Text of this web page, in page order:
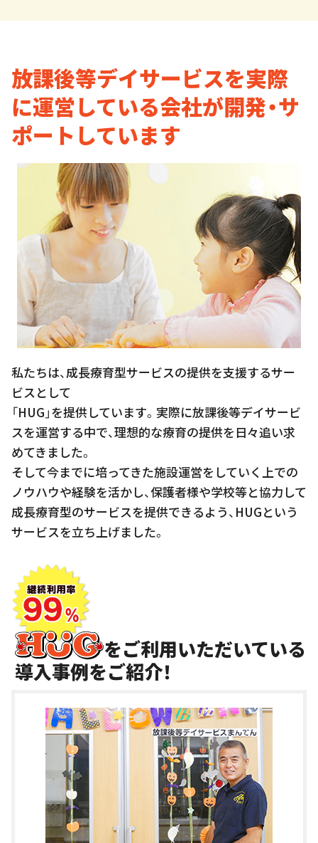
放課後等デイサービスを実際
に運営している会社が開発・サ
ポートしています
私たちは、成長療育型サービスの提供を支援するサー
ビスとして
「HUG」を提供しています。実際に放課後等デイサービ
スを運営する中で、理想的な療育の提供を日々追い求
めてきました。
そして今までに培ってきた施設運営をしていく上での
ノウハウや経験を活かし、保護者様や学校等と協力して
成長療育型のサービスを提供できるよう、HUGという
サービスを立ち上げました。
をご利用いただいている
導入事例をご紹介！